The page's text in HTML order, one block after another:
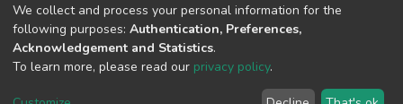
Relatório e Contas 2015
( 2015-05-25)INESC TEC - Instituto de Engenharia de
Sistemas e Computadores, Tecnologia e Ciência
We collect and process your personal information for the
following purposes: Authentication, Preferences,
Acknowledgement and Statistics.
To learn more, please read our privacy policy.